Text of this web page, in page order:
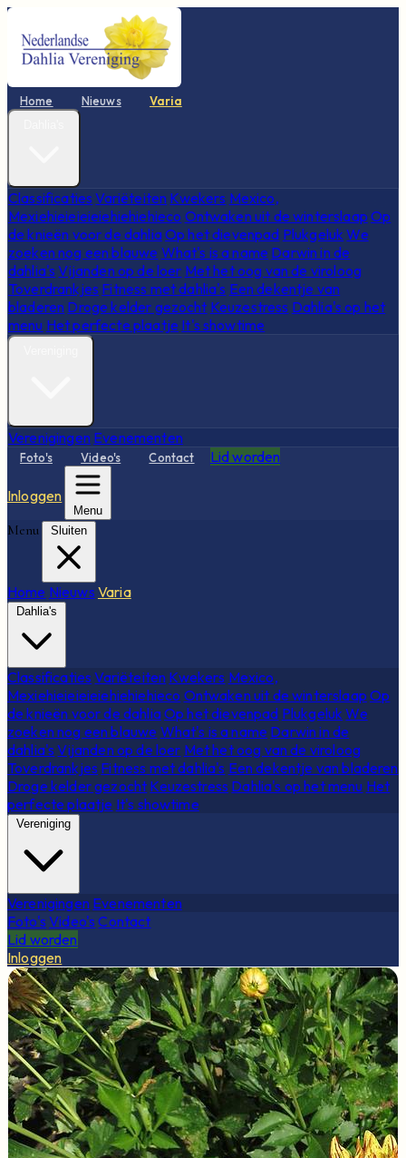
Home Nieuws Varia
Classificaties Variëteiten Kwekers Mexico,
Mexiehieieieieiehiehiehieco Ontwaken uit de winterslaap Op
de knieën voor de dahliaOp het dievenpad Plukgeluk We
zoeken nog een blauwe What's is a name Darwin in de
dahlia's Vijanden op de loer Met het oog van de viroloog
Toverdrankjes Fitness met dahlia's Een dekentje van
bladeren Droge kelder gezocht Keuzestress Dahlia's op het
menu Het perfecte plaatje It's showtime
Verenigingen Evenementen
Foto's Video's Contact Lid worden
Inloggen
Menu
Menu Sluiten
Home Nieuws Varia
Dahlia's
Classificaties Variëteiten Kwekers Mexico,
Mexiehieieieieiehiehiehieco Ontwaken uit de winterslaap Op
de knieën voor de dahliaOp het dievenpad Plukgeluk We
zoeken nog een blauwe What's is a name Darwin in de
dahlia's Vijanden op de loer Met het oog van de viroloog
Toverdrankjes Fitness met dahlia's Een dekentje van bladeren
Droge kelder gezocht Keuzestress Dahlia's op het menu Het
perfecte plaatje It's showtime
Vereniging
Verenigingen Evenementen
Foto's Video's Contact
Lid worden
Inloggen